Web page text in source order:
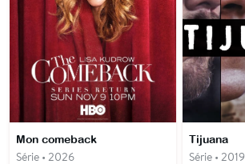
Mon comeback
Série • 2026
Tijuana
Série • 2019